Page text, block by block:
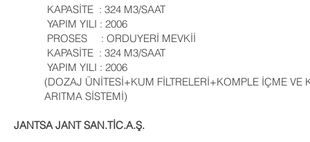
KAPASİTE : 324 M3/SAAT
YAPIM YILI : 2006
PROSES : ORDUYERİ MEVKİİ
KAPASİTE : 324 M3/SAAT
YAPIM YILI : 2006
(DOZAJ ÜNİTESİ+KUM FİLTRELERİ+KOMPLE İÇME
ARITMA SİSTEMİ)
JANTSA JANT SAN.TİC.A.Ş.